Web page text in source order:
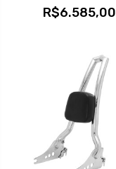
R$6.585,00